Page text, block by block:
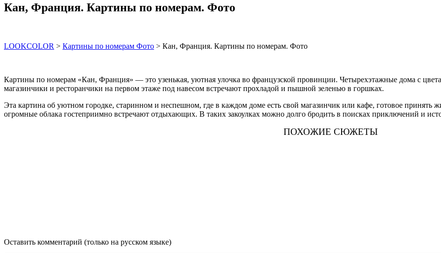
Кан, Франция. Картины по номерам. Фото
LOOKCOLOR > Картины по номерам Фото > Кан, Франция. Картины по номерам. Фото
Картины по номерам «Кан, Франция» — это узенькая, уютная улочка во французской провинции. Четырехэтажные дома с
магазинчики и ресторанчики на первом этаже под навесом встречают прохладой и пышной зеленью в горшках.
Эта картина об уютном городке, старинном и неспешном, где в каждом доме есть свой магазинчик или кафе, готовое принять
огромные облака гостеприимно встречают отдыхающих. В таких закоулках можно долго бродить в поисках приключений и
ПОХОЖИЕ СЮЖЕТЫ
Оставить комментарий (только на русском языке)